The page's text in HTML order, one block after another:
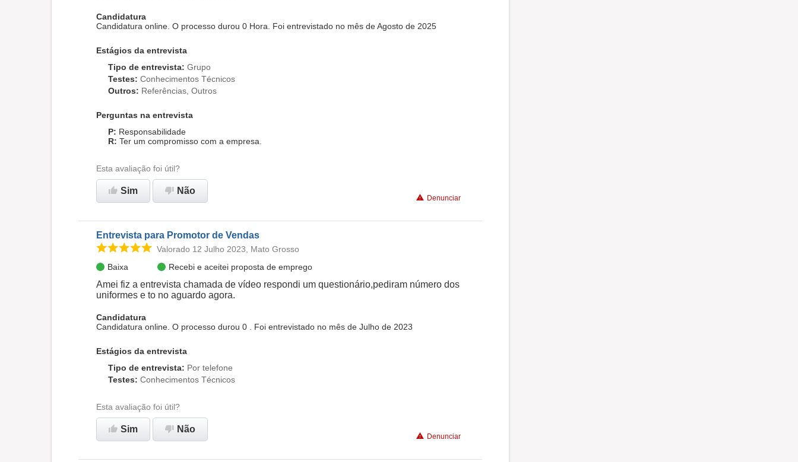
Candidatura
Candidatura online. O processo durou 0 Hora. Foi entrevistado no mês de Agosto de 2025
Estágios da entrevista
Tipo de entrevista: Grupo
Testes: Conhecimentos Técnicos
Outros: Referências, Outros
Perguntas na entrevista
Responsabilidade
Ter um compromisso com a empresa.
Esta avaliação foi útil?
Sim Não
Denunciar
Entrevista para Promotor de Vendas
Valorado 12 Julho 2023, Mato Grosso
Baixa
Recebi e aceitei proposta de emprego
Amei fiz a entrevista chamada de vídeo respondi um questionário,pediram número dos
uniformes e to no aguardo agora.
Candidatura
Candidatura online. O processo durou 0 . Foi entrevistado no mês de Julho de 2023
Estágios da entrevista
Tipo de entrevista: Por telefone
Testes: Conhecimentos Técnicos
Esta avaliação foi útil?
Sim Não
Denunciar